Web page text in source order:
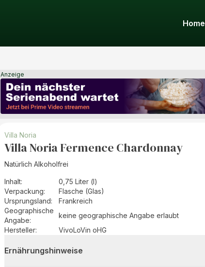
Home
Anzeige
Villa Noria
Villa Noria Fermence Chardonnay
Natürlich Alkoholfrei
Inhalt:
0,75 Liter (l)
Verpackung:
Flasche (Glas)
Ursprungsland:
Frankreich
Geographische
Angabe:
keine geographische Angabe erlaubt
Hersteller: VivoLoVin oHG
Ernährungshinweise